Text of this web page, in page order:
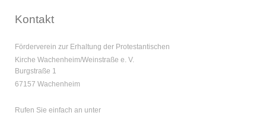
Kontakt
Förderverein zur Erhaltung der Protestantischen
Kirche Wachenheim/Weinstraße e. V.
Burgstraße 1
67157 Wachenheim
Rufen Sie einfach an unter